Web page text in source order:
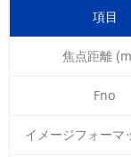
項目
焦点距離
Fno
イメージフォーマ